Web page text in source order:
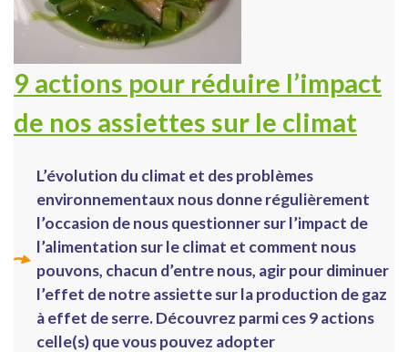
9 actions pour réduire l’impact
de nos assiettes sur le climat
L’évolution du climat et des problèmes
environnementaux nous donne régulièrement
l’occasion de nous questionner sur l’impact de
l’alimentation sur le climat et comment nous
pouvons, chacun d’entre nous, agir pour diminuer
l’effet de notre assiette sur la production de gaz
à effet de serre. Découvrez parmi ces 9 actions
celle(s) que vous pouvez adopter